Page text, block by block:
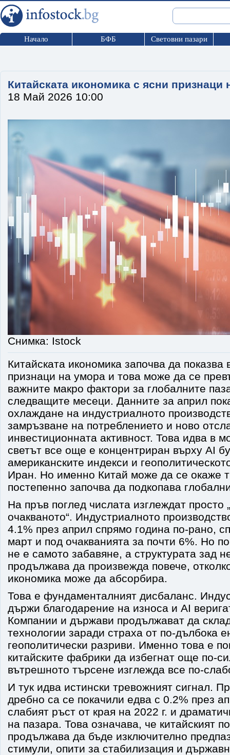
Начало БФБ Световни пазари
Китайската икономика с ясни признаци
18 Май 2026 10:00
Снимка: Istock
Китайската икономика започва да показва
признаци на умора и това може да се
важните макро фактори за глобалните
следващите месеци. Данните за април
охлаждане на индустриалното
замръзване на потреблението и ново
инвестиционната активност. Това идва в
светът все още е концентриран върху AI
американските индекси и
Иран. Но именно Китай може да се окаже
постепенно започва да подкопава
На пръв поглед числата изглеждат просто
очакваното“. Индустриалното
4.1% през април спрямо година по-рано,
март и под очакванията за почти 6%. Но
не е самото забавяне, а структурата зад
продължава да произвежда повече,
икономика може да абсорбира.
Това е фундаменталният дисбаланс.
държи благодарение на износа и AI
Компании и държави продължават да
технологии заради страха от по-дълбока
геополитически разриви. Именно това е
китайските фабрики да избегнат още по-
вътрешното търсене изглежда все по-
И тук идва истински тревожният сигнал.
дребно са се покачили едва с 0.2% през
слабият ръст от края на 2022 г. и
на пазара. Това означава, че китайският
продължава да бъде изключително
стимули, опити за стабилизация и